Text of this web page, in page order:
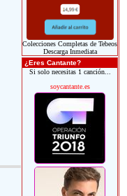
Colecciones Completas de Tebeos
Descarga Inmediata
¿Eres Cantante?
Si solo necesitas 1 canción...
soycantante.es